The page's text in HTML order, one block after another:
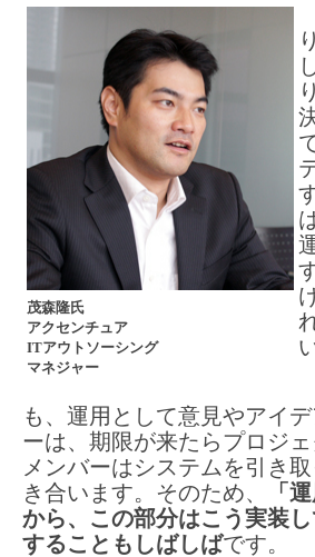
茂森隆氏
アクセンチュア
ITアウトソーシング
マネジャー
も、運用として意見やアイ
ーは、期限が来たらプロジ
メンバーはシステムを引き
き合います。そのため、
「
から、この部分はこう実装
することもしばしばです。